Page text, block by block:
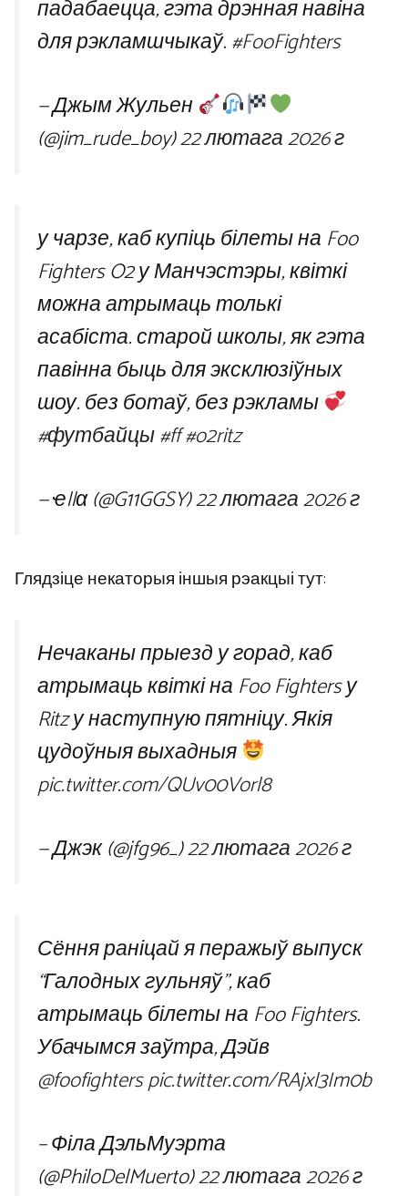
падабаецца, гэта дрэнная навіна
для рэкламшчыкаў.#FooFighters
— Джым Жульен
(@jim_rude_boy)22 лютага 2026 г
у чарзе, каб купіць білеты на Foo
Fighters O2 у Манчэстэры, квіткі
можна атрымаць толькі
асабіста. старой школы, як гэта
павінна быць для эксклюзіўных
шоу. без ботаў, без рэкламы
#футбайцы#ff#o2ritz
— ҽllα (@G11GGSY)22 лютага 2026 г
Глядзіце некаторыя іншыя рэакцыі тут:
Нечаканы прыезд у горад, каб
атрымаць квіткі на Foo Fighters у
Ritz у наступную пятніцу. Якія
цудоўныя выхадныя
pic.twitter.com/QUv00Vorl8
— Джэк (@jfg96_)22 лютага 2026 г
Сёння раніцай я перажыў выпуск
“Галодных гульняў”, каб
атрымаць білеты на Foo Fighters.
Убачымся заўтра, Дэйв
@foofighterspic.twitter.com/RAjxl3Im0b
– Філа ДэльМуэрта
(@PhiloDelMuerto)22 лютага 2026 г